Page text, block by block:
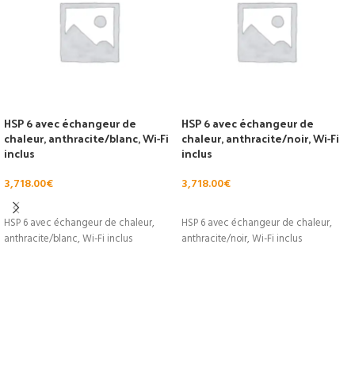
HSP 6 avec échangeur de
chaleur, anthracite/blanc, Wi-Fi
inclus
3,718.00€
AJOUTER AU PANIER
HSP 6 avec échangeur de chaleur,
anthracite/blanc, Wi-Fi inclus
HSP 6 avec échangeur de
chaleur, anthracite/noir, Wi-Fi
inclus
3,718.00€
HSP 6 avec échangeur de chaleur,
anthracite/noir, Wi-Fi inclus